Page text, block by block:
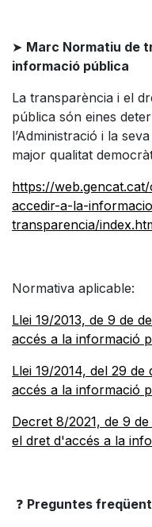
➤ Marc Normatiu de
informació pública
La transparència i el
pública són eines
l’Administració i la
major qualitat
https://
accedir-a-la-
transparencia/
Normativa aplicable:
Llei 19/2013, de 9 de
accés a la informació
Llei 19/2014, del 29
accés a la informació
Decret 8/2021, de 9
el dret d'accés a la
❓ Preguntes